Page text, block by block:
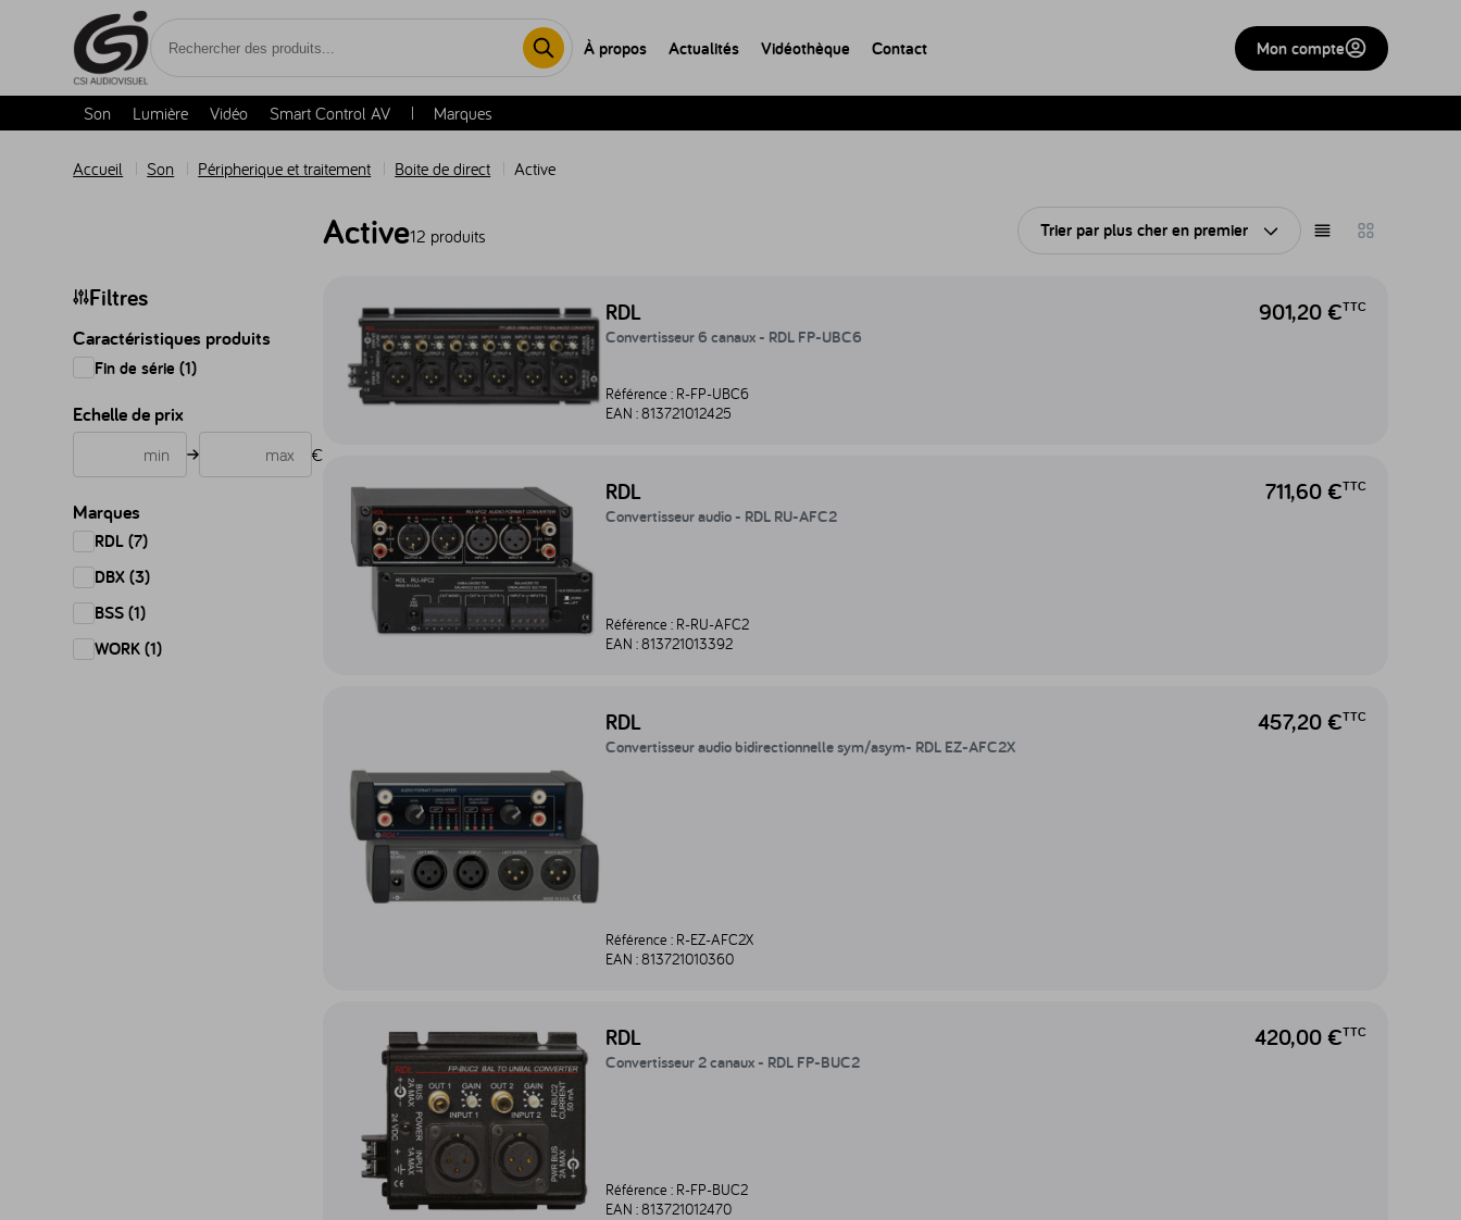
Accèder au contenu À propos Actualités Vidéothèque Contact Mon compte
Son Lumière Vidéo Smart Control AV Marques
Accueil Son Péripherique et traitement Boite de direct Active
Filtres
Caractéristiques produits
Fin de série (1)
Echelle de prix
€
Marques
RDL (7)
DBX (3)
BSS (1)
WORK (1)
Active12 produits Trier par plus cher en premier Ouvrir le triAfficher en liste
Afficher en
RDL
Convertisseur 6 canaux - RDL FP-UBC6
901,20 €TTC
Référence : R-FP-UBC6
EAN :813721012425
RDL
Convertisseur audio - RDL RU-AFC2
711,60 €TTC
Référence : R-RU-AFC2
EAN :813721013392
RDL
Convertisseur audio bidirectionnelle sym/asym- RDL EZ-AFC2X
457,20 €TTC
Référence : R-EZ-AFC2X
EAN :813721010360
RDL
Convertisseur 2 canaux - RDL FP-BUC2
420,00 €TTC
Référence : R-FP-BUC2
EAN :813721012470